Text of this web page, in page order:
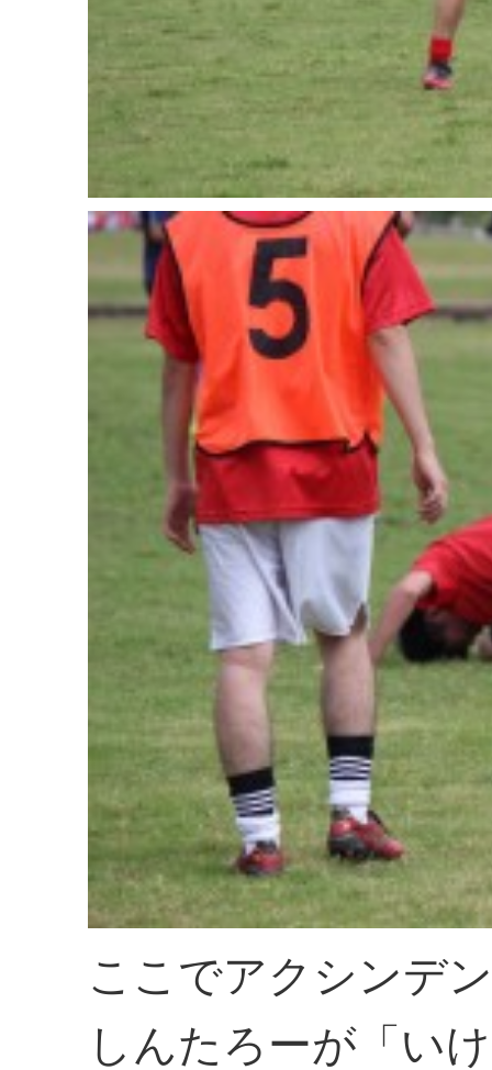
ここでアクシンデ
しんたろーが「い